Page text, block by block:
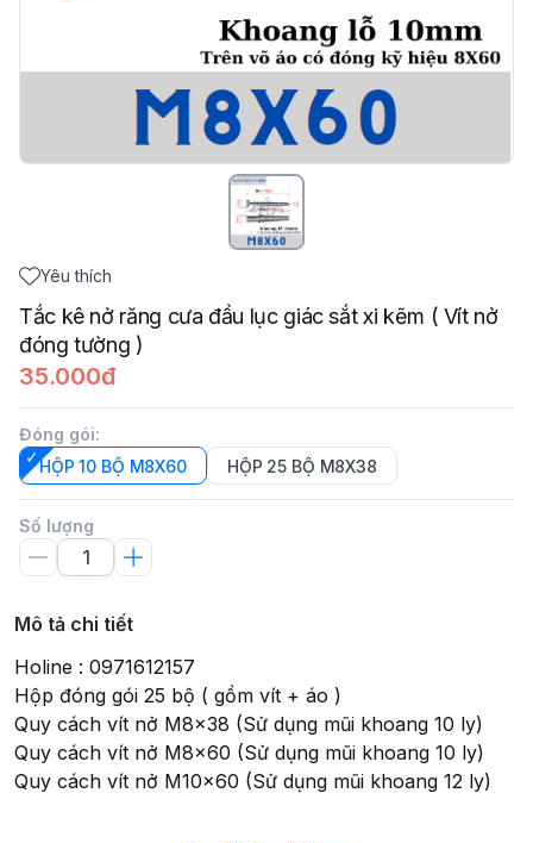
Yêu thích
Tắc kê nở răng cưa đầu lục giác sắt xi kẽm ( Vít nở
đóng tường )
35.000đ
Đóng gói:
HỘP 10 BỘ M8X60
HỘP 25 BỘ M8X38
Số lượng
Mô tả chi tiết
Holine : 0971612157
Hộp đóng gói 25 bộ ( gồm vít + áo )
Quy cách vít nở M8x38 (Sử dụng mũi khoang 10 ly)
Quy cách vít nở M8x60 (Sử dụng mũi khoang 10 ly)
Quy cách vít nở M10x60 (Sử dụng mũi khoang 12 ly)